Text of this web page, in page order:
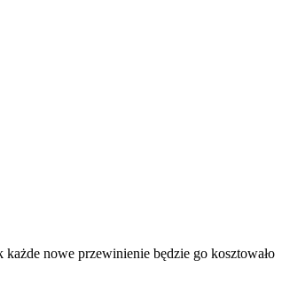
nowe przewinienie będzie go kosztowało